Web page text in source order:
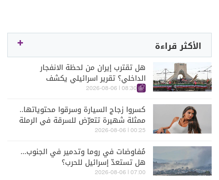
الأكثر قراءة
هل تقترب إيران من لحظة الانفجار
الداخلي؟ تقرير اسرائيلي يكشف
الكواليس
08:30 | 2026-08-06
كسروا زجاج السيارة وسرقوا محتوياتها..
ممثلة شهيرة تتعرّض للسرقة في الرملة
البيضاء (فيديو)
00:25 | 2026-08-06
مُفاوضات في روما وتدمير في الجنوب...
هل تستعدّ إسرائيل للحرب؟
07:00 | 2026-08-06